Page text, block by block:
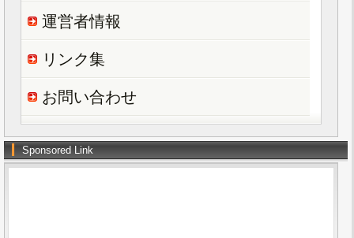
運営者情報
リンク集
お問い合わせ
Sponsored Link